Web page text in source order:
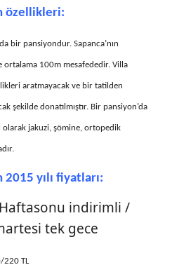
özellikleri:
bir pansiyondur. Sapanca’nın
ortalama 100m mesafededir. Villa
aratmayacak ve bir tatilden
şekilde donatılmıştır. Bir pansiyon’da
olarak jakuzi, şömine, ortopedik
yılı fiyatları:
indirimli /
tek gece
220 TL